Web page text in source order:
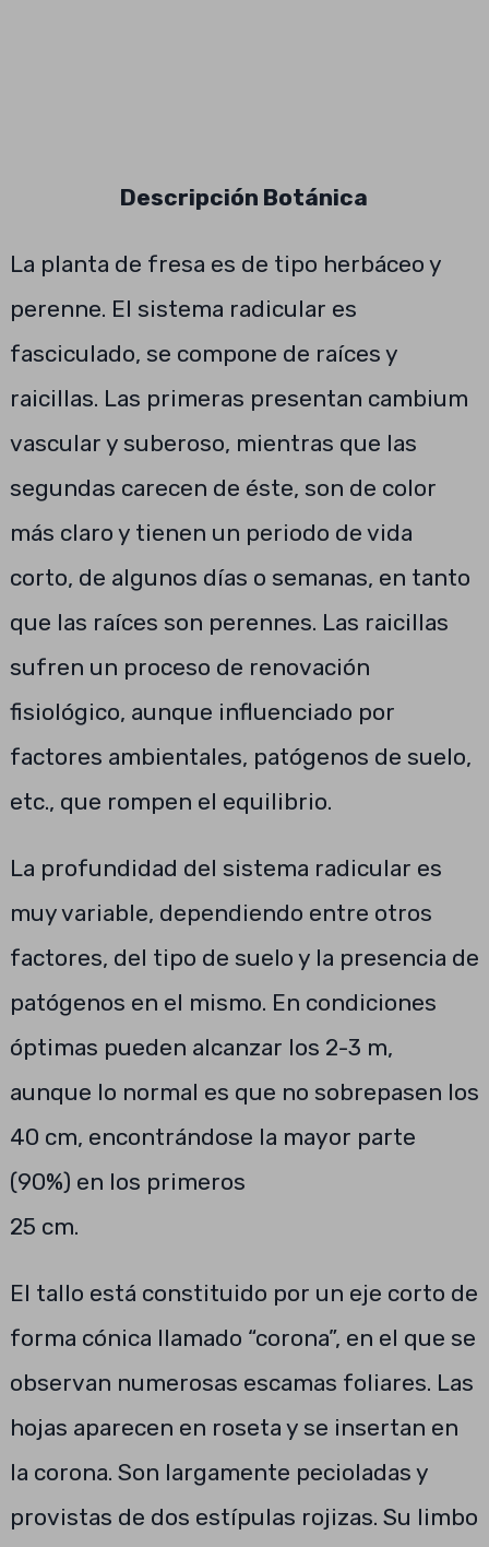
Descripción Botánica
La planta de fresa es de tipo herbáceo y
perenne. El sistema radicular es
fasciculado, se compone de raíces y
raicillas. Las primeras presentan cambium
vascular y suberoso, mientras que las
segundas carecen de éste, son de color
más claro y tienen un periodo de vida
corto, de algunos días o semanas, en tanto
que las raíces son perennes. Las raicillas
sufren un proceso de renovación
fisiológico, aunque influenciado por
factores ambientales, patógenos de suelo,
etc., que rompen el equilibrio.
La profundidad del sistema radicular es
muy variable, dependiendo entre otros
factores, del tipo de suelo y la presencia de
patógenos en el mismo. En condiciones
óptimas pueden alcanzar los 2-3 m,
aunque lo normal es que no sobrepasen los
40 cm, encontrándose la mayor parte
(90%) en los primeros
25 cm.
El tallo está constituido por un eje corto de
forma cónica llamado “corona”, en el que se
observan numerosas escamas foliares. Las
hojas aparecen en roseta y se insertan en
la corona. Son largamente pecioladas y
provistas de dos estípulas rojizas. Su limbo